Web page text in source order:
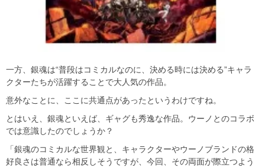
一方、銀魂は“普段はコミカルなのに、決める時には決める”キャラ
クターたちが活躍することで大人気の作品。
意外なことに、ここに共通点があったというわけですね。
とはいえ、銀魂といえば、ギャグも秀逸な作品。ウーノとのコラボ
では意識したのでしょうか？
「銀魂のコミカルな世界観と、キャラクターやウーノブランドの格
好良さは普通なら相反しそうですが、今回、その両面が際立つよう